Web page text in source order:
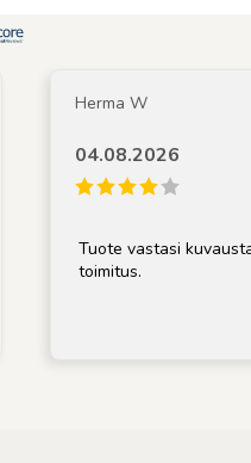
Herma W
04.08.2026
Tuote vastasi
toimitus.